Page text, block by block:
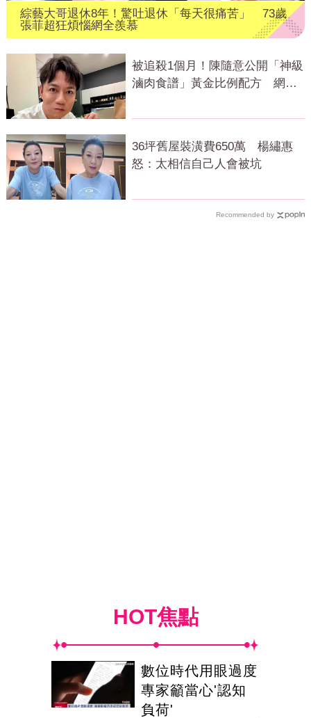
綜藝大哥退休8年！驚吐退休「每天很痛苦」 73歲
張菲超狂煩惱網全羨慕
被追殺1個月！陳隨意公開「神級
滷肉食譜」黃金比例配方 網全
36坪舊屋裝潢費650萬 楊繡惠
怒：太相信自己人會被坑
Recommended by
HOT焦點
數位時代用眼過度
專家籲當心'認知
負荷'